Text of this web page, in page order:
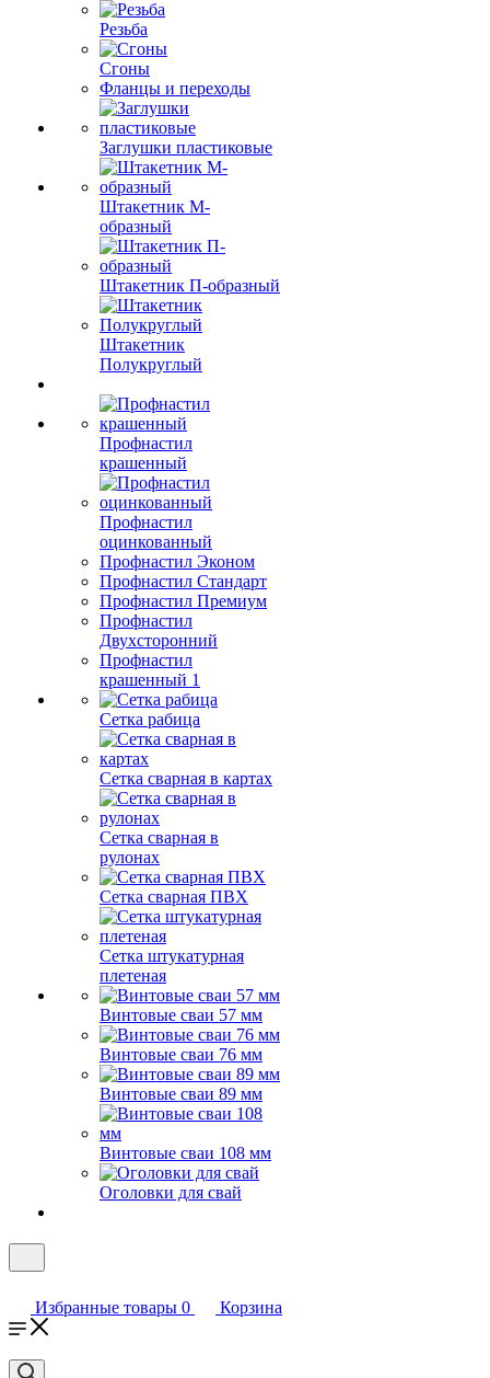
Резьба
Сгоны
Фланцы и переходы
Заглушки пластиковые
Штакетник М-
образный
Штакетник П-образный
Штакетник
Полукруглый
Профнастил
крашенный
Профнастил
оцинкованный
Профнастил Эконом
Профнастил Стандарт
Профнастил Премиум
Профнастил
Двухсторонний
Профнастил
крашенный 1
Сетка рабица
Сетка сварная в картах
Сетка сварная в
рулонах
Сетка сварная ПВХ
Сетка штукатурная
плетеная
Винтовые сваи 57 мм
Винтовые сваи 76 мм
Винтовые сваи 89 мм
Винтовые сваи 108 мм
Оголовки для свай
Избранные товары 0 Корзина